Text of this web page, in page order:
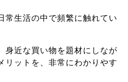
常生活の中で頻繁に触れてい
身近な買い物を題材にしなが
リットを、非常にわかりやす